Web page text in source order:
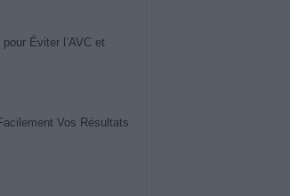
Éviter l’AVC et
Vos Résultats